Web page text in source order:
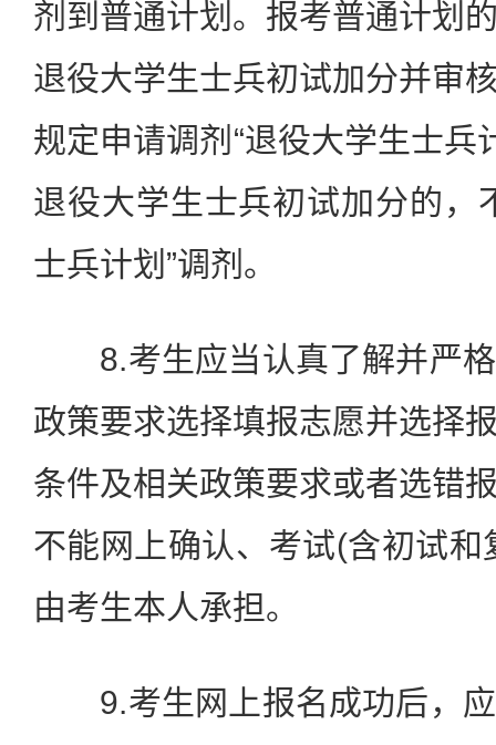
剂到普通计划。报考普通计划
退役大学生士兵初试加分并审
规定申请调剂“退役大学生士兵
退役大学生士兵初试加分的，
士兵计划”调剂。
8.考生应当认真了解并严格
政策要求选择填报志愿并选择
条件及相关政策要求或者选错
不能网上确认、考试(含初试
由考生本人承担。
9.考生网上报名成功后，应